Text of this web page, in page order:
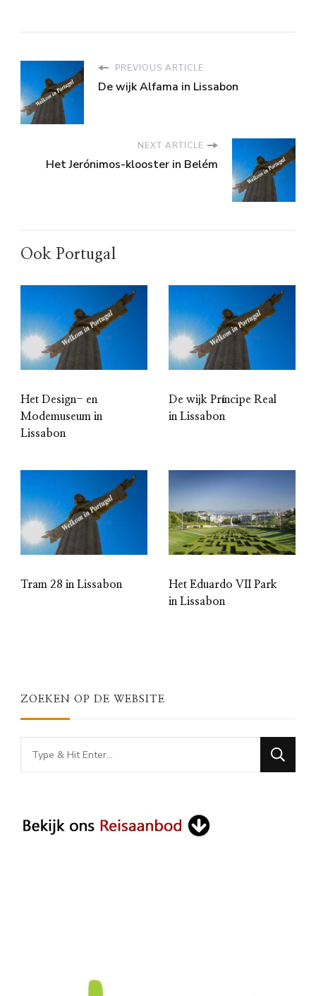
PREVIOUS ARTICLE
De wijk Alfama in Lissabon
NEXT ARTICLE
Het Jerónimos-klooster in Belém
Ook Portugal
Het Design- en
Modemuseum in
Lissabon
De wijk Príncipe Real
in Lissabon
Tram 28 in Lissabon
Het Eduardo VII Park
in Lissabon
ZOEKEN OP DE WEBSITE
Looking
for